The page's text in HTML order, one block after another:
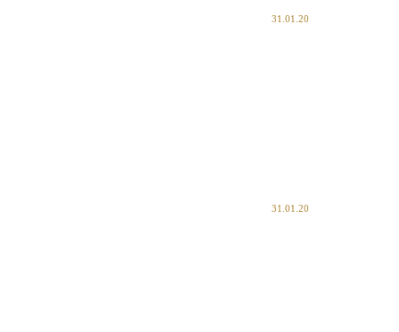
31.01.20
31.01.20